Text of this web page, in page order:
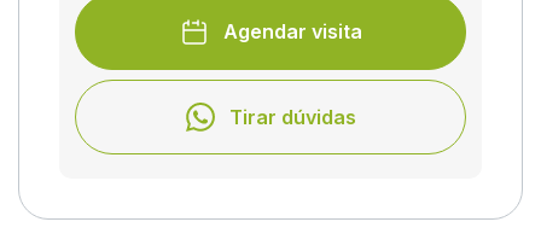
Agendar visita
Tirar dúvidas